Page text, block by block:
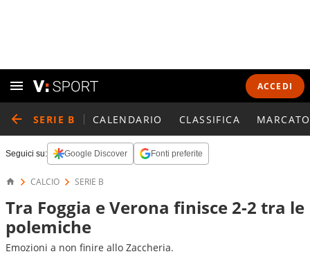
ACCEDI
SERIE B CALENDARIO CLASSIFICA
Seguici su: Google Discover Fonti preferite
CALCIO SERIE B
Tra Foggia e Verona finisce 2-2 tra le
polemiche
Emozioni a non finire allo Zaccheria.